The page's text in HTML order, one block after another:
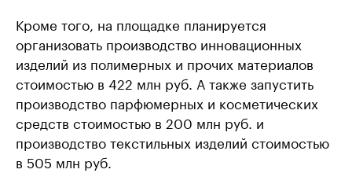
Кроме того, на площадке планируется
организовать производство инновационных
изделий из полимерных и прочих материалов
стоимостью в 422 млн руб. А также запустить
производство парфюмерных и косметических
средств стоимостью в 200 млн руб. и
производство текстильных изделий стоимостью
в 505 млн руб.